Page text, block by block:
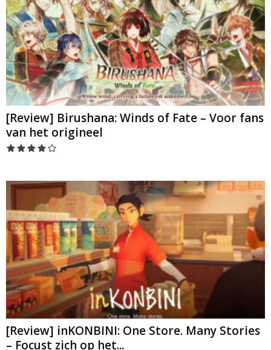
[Review] Birushana: Winds of Fate – Voor fans
van het origineel
[Review] inKONBINI: One Store. Many Stories
– Focust zich op het...